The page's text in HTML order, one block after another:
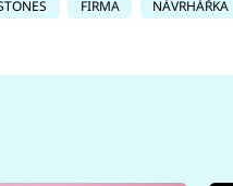
FIRMA NÁVRHÁŘKA